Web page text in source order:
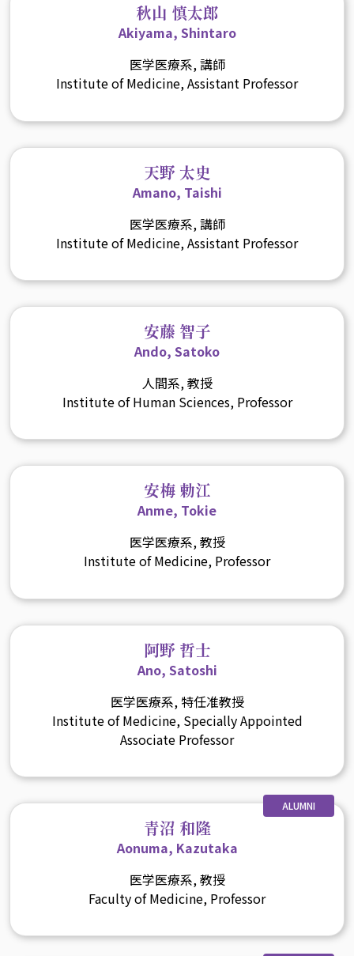
秋山 慎太郎
Akiyama, Shintaro
医学医療系, 講師
Institute of Medicine, Assistant Professor
天野 太史
Amano, Taishi
医学医療系, 講師
Institute of Medicine, Assistant Professor
安藤 智子
Ando, Satoko
人間系, 教授
Institute of Human Sciences, Professor
安梅 勅江
Anme, Tokie
医学医療系, 教授
Institute of Medicine, Professor
阿野 哲士
Ano, Satoshi
医学医療系, 特任准教授
Institute of Medicine, Specially Appointed
Associate Professor
ALUMNI
青沼 和隆
Aonuma, Kazutaka
医学医療系, 教授
Faculty of Medicine, Professor